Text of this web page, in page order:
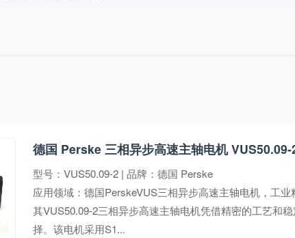
德国 Perske 三相异步高速主轴电机 VUS50.09-
型号：VUS50.09-2 | 品牌：德国 Perske
应用领域：德国PerskeVUS三相异步高速主轴电机，工
其VUS50.09-2三相异步高速主轴电机凭借精密的工艺和
择。该电机采用S1...